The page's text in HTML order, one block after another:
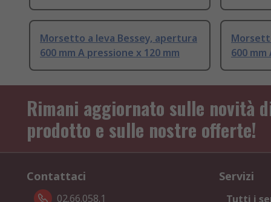
Morsetto a leva Bessey, apertura
600 mm A pressione x 120 mm
600 mm
Rimani aggiornato sulle novità
prodotto e sulle nostre offerte!
Contattaci
02.66.058.1
Servizi
Tutti i